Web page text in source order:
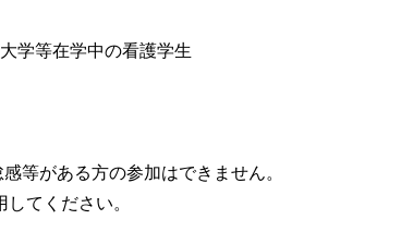
学等在学中の看護学生
等がある方の参加はできません。
てください。